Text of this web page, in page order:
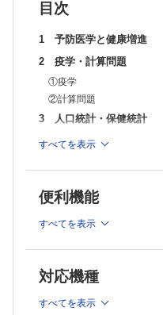
目次
1 予防医学と健康増進
2 疫学・計算問題
①疫学
②計算問題
3 人口統計・保健統計
4 社会保障制度と医療経済
7 地域保健と地域医療
8 保健・医療関係法規
9 医療事故とその防止
10 国際保健
11 母子保健
すべてを表示
便利機能
すべてを表示
対応機種
すべてを表示